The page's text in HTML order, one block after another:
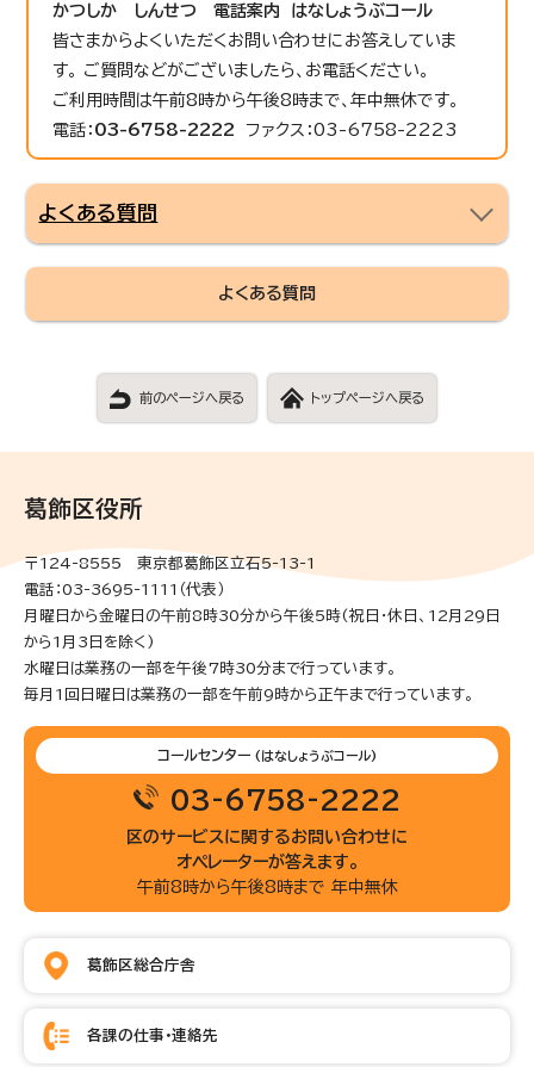
かつしか しんせつ 電話案内 はなしょうぶコール
皆さまからよくいただくお問い合わせにお答えしていま
す。 ご質問などがございましたら、お電話ください。
ご利用時間は午前8時から午後8時まで、年中無休です。
電話： 03-6758-2222 ファクス：03-6758-2223
よくある質問
よくある質問
前のページへ戻る トップページへ戻る
葛飾区役所
〒124-8555 東京都葛飾区立石5-13-1
電話：03-3695-1111（代表）
月曜日から金曜日の午前8時30分から午後5時(祝日・休日、12月29日
から1月3日を除く)
水曜日は業務の一部を午後7時30分まで行っています。
毎月1回日曜日は業務の一部を午前9時から正午まで行っています。
コールセンター (はなしょうぶコール)
03-6758-2222
区のサービスに関するお問い合わせに
オペレーターが答えます。
午前8時から午後8時まで 年中無休
葛飾区総合庁舎
各課の仕事・連絡先